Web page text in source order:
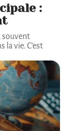
:
souvent
la vie. C'est